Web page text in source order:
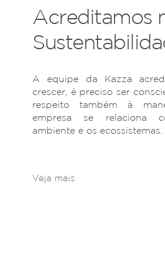
Acreditamos
A equipe da Kazza
crescer, é preciso ser
respeito também à
empresa se relaciona
ambiente e os ecossistemas.
Veja mais